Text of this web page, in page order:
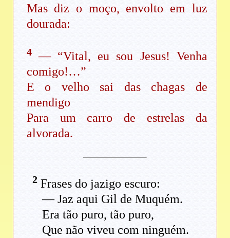
Mas diz o moço, envolto em luz
dourada:
4— “Vital, eu sou Jesus! Venha
comigo!…”
E o velho sai das chagas de
mendigo
Para um carro de estrelas da
alvorada.
2 Frases do jazigo escuro:
— Jaz aqui Gil de Muquém.
Era tão puro, tão puro,
Que não viveu com ninguém.